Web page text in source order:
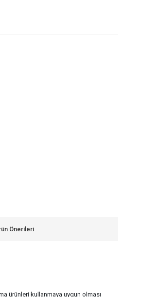
Önerileri
ürünleri kullanmaya uygun olması